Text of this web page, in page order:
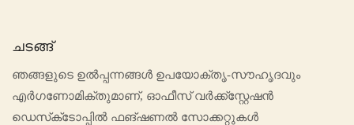
ചടങ്ങ്
ഞങ്ങളുടെ ഉൽപ്പന്നങ്ങൾ ഉപയോക്തൃ-സൗഹൃദവും
എർഗണോമിക്തുമാണ്, ഓഫീസ് വർക്ക്സ്റ്റേഷൻ
ഡെസ്‌ക്‌ടോപ്പിൽ ഫങ്ഷണൽ സോക്കറ്റുകൾ